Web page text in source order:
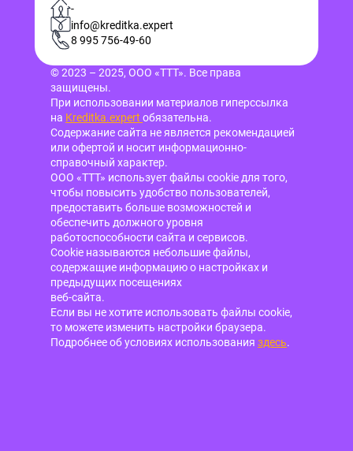
-
info@kreditka.expert
8 995 756-49-60
© 2023 – 2025, ООО «ТТТ». Все права
защищены.
При использовании материалов гиперссылка
на Kreditka.expert обязательна.
Содержание сайта не является рекомендацией
или офертой и носит информационно-
справочный характер.
ООО «ТТТ» использует файлы cookie для того,
чтобы повысить удобство пользователей,
предоставить больше возможностей и
обеспечить должного уровня
работоспособности сайта и сервисов.
Cookie называются небольшие файлы,
содержащие информацию о настройках и
предыдущих посещениях
веб-сайта.
Если вы не хотите использовать файлы cookie,
то можете изменить настройки браузера.
Подробнее об условиях использования здесь.